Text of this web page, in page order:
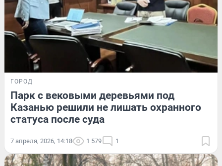
ГОРОД
Парк с вековыми деревьями под
Казанью решили не лишать охранного
статуса после суда
7 апреля, 2026, 14:18 1 579 1